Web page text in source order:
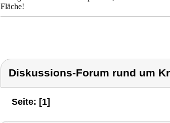
Fläche!
Diskussions-Forum rund um
Seite: [1]